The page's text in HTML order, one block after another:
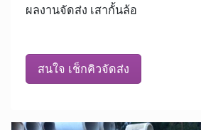
ผลงานจัดส่ง เสากั้นล้อ
สนใจ เช็กคิวจัดส่ง